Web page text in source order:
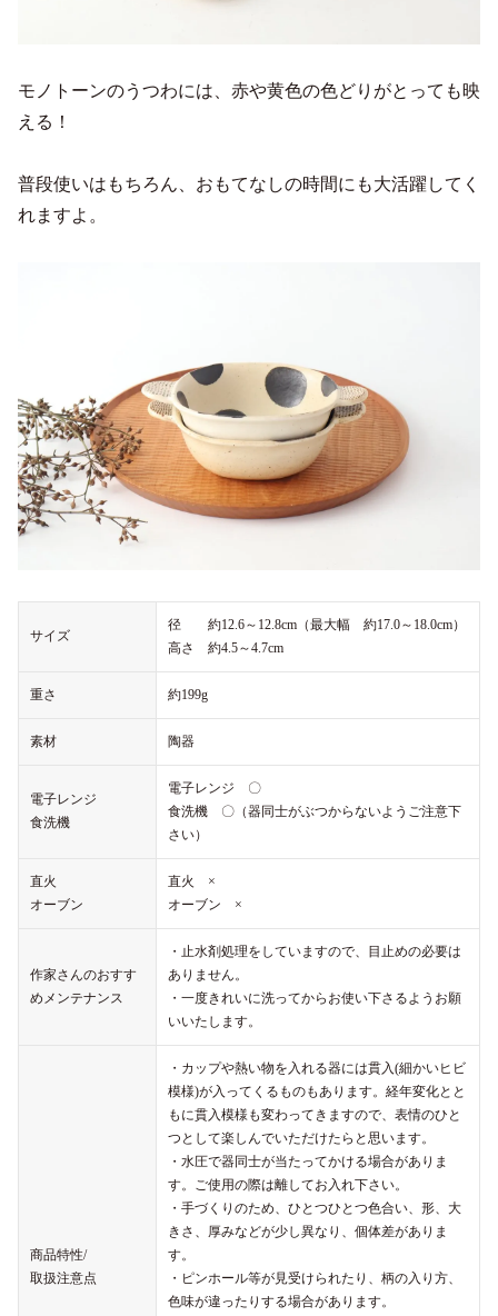
モノトーンのうつわには、赤や黄色の色どりがとっても映
える！
普段使いはもちろん、おもてなしの時間にも大活躍してく
れますよ。
サイズ
径 約12.6～12.8cm（最大幅 約17.0～18.0cm）
高さ 約4.5～4.7cm
重さ 約199g
素材 陶器
電子レンジ
食洗機
電子レンジ 〇
食洗機 〇（器同士がぶつからないようご注意下
さい）
直火
オーブン
直火 ×
オーブン ×
作家さんのおすす
めメンテナンス
・止水剤処理をしていますので、目止めの必要は
ありません。
・一度きれいに洗ってからお使い下さるようお願
いいたします。
商品特性/
取扱注意点
・カップや熱い物を入れる器には貫入(細かいヒビ
模様)が入ってくるものもあります。経年変化とと
もに貫入模様も変わってきますので、表情のひと
つとして楽しんでいただけたらと思います。
・水圧で器同士が当たってかける場合がありま
す。ご使用の際は離してお入れ下さい。
・手づくりのため、ひとつひとつ色合い、形、大
きさ、厚みなどが少し異なり、個体差がありま
す。
・ピンホール等が見受けられたり、柄の入り方、
色味が違ったりする場合があります。